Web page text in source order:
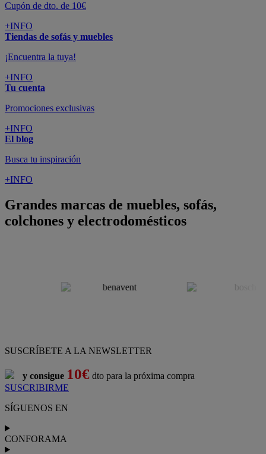
Cupón de dto. de 10€
+INFO
Tiendas de sofás y muebles
¡Encuentra la tuya!
+INFO
Tu cuenta
Promociones exclusivas
+INFO
El blog
Busca tu inspiración
+INFO
Grandes marcas de muebles, sofás,
colchones y electrodomésticos
SUSCRÍBETE A LA NEWSLETTER
y consigue 10€ dto para la próxima compra
SUSCRIBIRME
SÍGUENOS EN
CONFORAMA